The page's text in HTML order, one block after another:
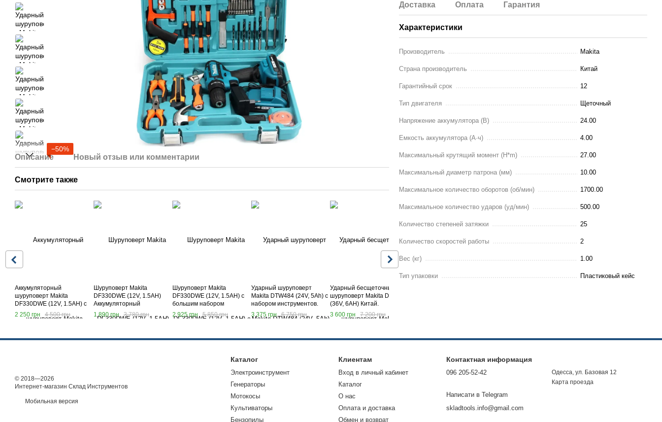
−50%
Описание Новый отзыв или комментарий
Смотрите также
Аккумуляторный
шуруповерт Makita
DF330DWE (12V, 1.5AH) с
набором инструментов.
Шуруповерт Макита
2 250 грн 4 500 грн
Шуруповерт Makita
DF330DWE (12V, 1.5AH)
Аккумуляторный
шуруповерт Макита
1 890 грн 3 780 грн
Шуруповерт Makita
DF330DWE (12V, 1.5AH) с
большим набором
инструментов + тестер.
Шуруповерт Макита
2 925 грн 5 850 грн
Ударный шуруповерт
Makita DTW484 (24V, 5Ah) с
набором инструментов.
АКБ шуруповерт Макита
3 375 грн 6 750 грн
Ударный бесщеточный
шуруповерт Makita DWT485
(36V, 6AH) Китай.
Аккумуляторная дрель-
шуруповерт с ударом
3 600 грн 7 200 грн
Доставка Оплата Гарантия
Характеристики
Производитель Makita
Страна производитель Китай
Гарантийный срок 12
Тип двигателя Щеточный
Напряжение аккумулятора (В) 24.00
Емкость аккумулятора (А·ч) 4.00
Максимальный крутящий момент (H*m) 27.00
Максимальный диаметр патрона (мм) 10.00
Максимальное количество оборотов (об/мин) 1700.00
Максимальное количество ударов (уд/мин) 500.00
Количество степеней затяжки 25
Количество скоростей работы 2
Вес (кг) 1.00
Тип упаковки Пластиковый кейс
© 2018—2026
Интернет-магазин Склад Инструментов
Мобильная версия
Каталог
Электроинструмент
Генераторы
Мотокосы
Культиваторы
Бензопилы
Клиентам
Вход в личный кабинет
Каталог
О нас
Оплата и доставка
Обмен и возврат
Контактная информация
096 205-52-42
Написати в Telegram
skladtools.info@gmail.com
Одесса, ул. Базовая 12
Карта проезда